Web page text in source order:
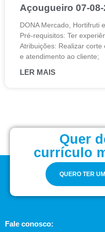
Açougueiro 07-08-
DONA Mercado, Hortifruti
Pré-requisitos: Ter
Atribuições: Realizar
e atendimento ao cliente;
LER MAIS
Quer
currículo
QUERO TER
Fale conosco: